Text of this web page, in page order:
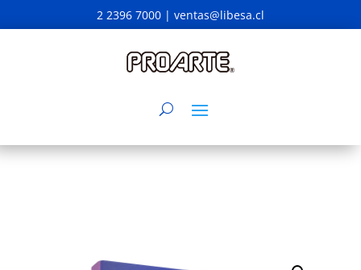
2 2396 7000 | ventas@libesa.cl